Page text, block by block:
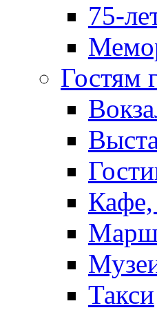
75-
Гостям
Такси